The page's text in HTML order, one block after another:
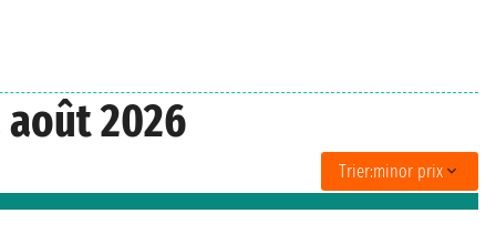
2026
Trier:minor prix